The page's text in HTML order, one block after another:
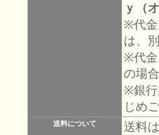
ｙ（
※代金
は、
※代金
の場
※銀行
じめ
送料について
送料